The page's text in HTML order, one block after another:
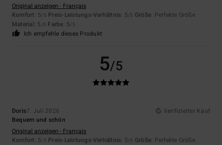
Original anzeigen - Français
Komfort: 5/5 Preis-Leistungs-Verhältnis: 5/5 Größe: Perfekte Größe
Material: 5 /5 Farbe: 5/5
Ich empfehle dieses Produkt
5/5
Doris7. Juli 2026
Verifizierter Kauf
Bequem und schön
Original anzeigen - Français
Komfort: 5/5 Preis-Leistungs-Verhältnis: 5/5 Größe: Perfekte Größe